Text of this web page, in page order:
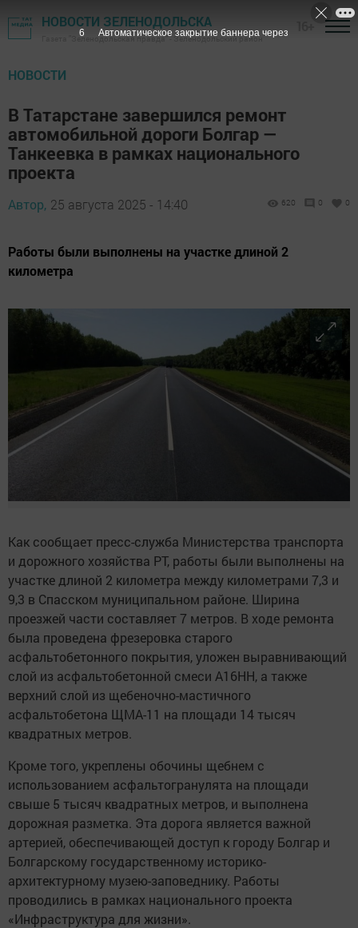
НОВОСТИ ЗЕЛЕНОДОЛЬСКА
Газета "Зеленодольская правда" - Зеленодольский район
НОВОСТИ
В Татарстане завершился ремонт
автомобильной дороги Болгар —
Танкеевка в рамках национального
проекта
Автор, 25 августа 2025 - 14:40 620 0 0
Работы были выполнены на участке длиной 2
километра
Как сообщает пресс-служба Министерства транспорта
и дорожного хозяйства РТ, работы были выполнены на
участке длиной 2 километра между километрами 7,3 и
9,3 в Спасском муниципальном районе. Ширина
проезжей части составляет 7 метров. В ходе ремонта
была проведена фрезеровка старого
асфальтобетонного покрытия, уложен выравнивающий
слой из асфальтобетонной смеси А16НН, а также
верхний слой из щебеночно-мастичного
асфальтобетона ЩМА-11 на площади 14 тысяч
квадратных метров.
Кроме того, укреплены обочины щебнем с
использованием асфальтогранулята на площади
свыше 5 тысяч квадратных метров, и выполнена
дорожная разметка. Эта дорога является важной
артерией, обеспечивающей доступ к городу Болгар и
Болгарскому государственному историко-
архитектурному музею-заповеднику. Работы
проводились в рамках национального проекта
«Инфраструктура для жизни».
5 Автоматическое закрытие баннера через